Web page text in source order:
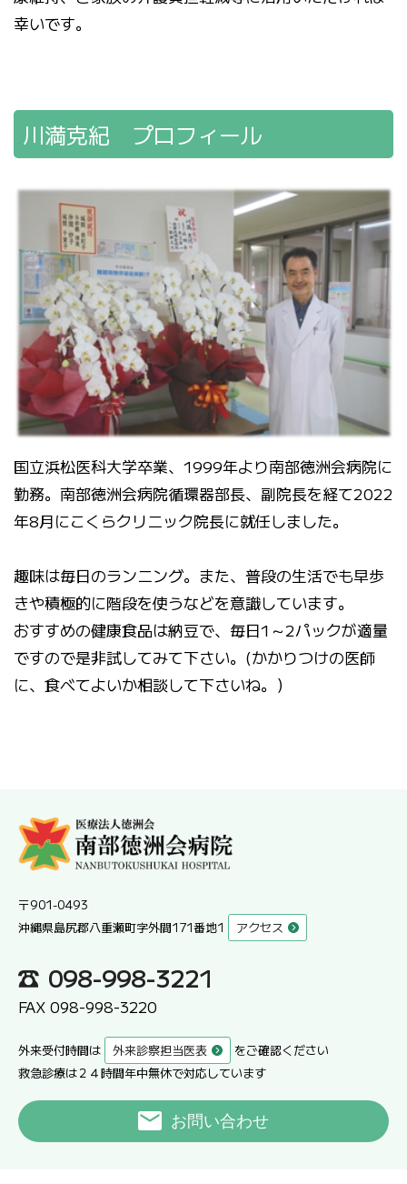
幸いです。
川満克紀 プロフィール
国立浜松医科大学卒業、1999年より南部徳洲会病院に
勤務。南部徳洲会病院循環器部長、副院長を経て2022
年8月にこくらクリニック院長に就任しました。
趣味は毎日のランニング。また、普段の生活でも早歩
きや積極的に階段を使うなどを意識しています。
おすすめの健康食品は納豆で、毎日1～2パックが適量
ですので是非試してみて下さい。(かかりつけの医師
に、食べてよいか相談して下さいね。）
〒901-0493
沖縄県島尻郡八重瀬町字外間171番地1
アクセス
098-998-3221
FAX 098-998-3220
外来受付時間は 外来診察担当医表
をご確認ください
救急診療は２４時間年中無休で対応しています
お問い合わせ